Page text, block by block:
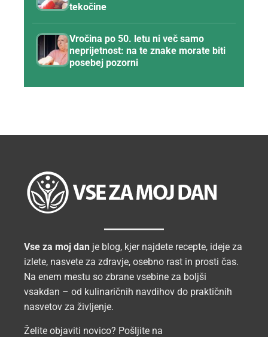
tekočine
Vročina po 50. letu ni več samo
neprijetnost: na te znake morate biti
posebej pozorni
Vse za moj dan je blog, kjer najdete recepte, ideje za
izlete, nasvete za zdravje, osebno rast in prosti čas.
Na enem mestu so zbrane vsebine za boljši
vsakdan – od kulinaričnih navdihov do praktičnih
nasvetov za življenje.
Želite objaviti novico? Pošljite na